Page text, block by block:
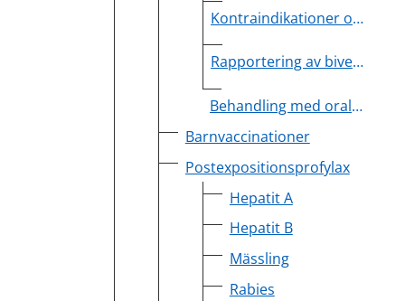
Kontraindikationer och försiktighet
Rapportering av biverkningar
Behandling med orala antikoagulantia
Barnvaccinationer
Postexpositionsprofylax
Hepatit A
Hepatit B
Mässling
Rabies